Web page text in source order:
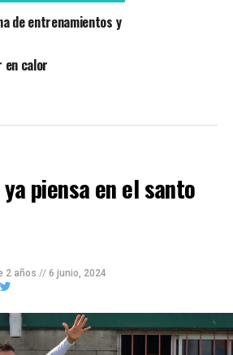
de entrenamientos y
en calor
piensa en el santo
2 años // 6 junio, 2024